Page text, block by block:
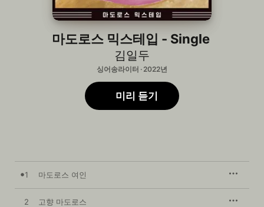
마도로스 믹스테입 - Single
김일두
싱어송라이터 · 2022년
미리 듣기
1 마도로스 여인
2 고향 마도로스